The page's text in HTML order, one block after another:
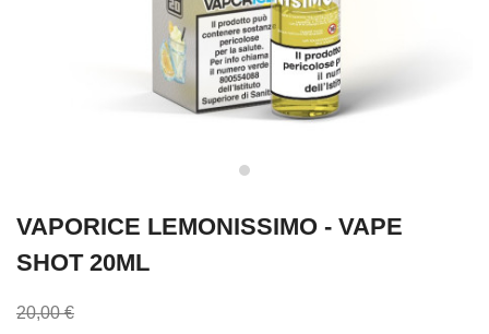
VAPORICE LEMONISSIMO - VAPE
SHOT 20ML
20,00 €